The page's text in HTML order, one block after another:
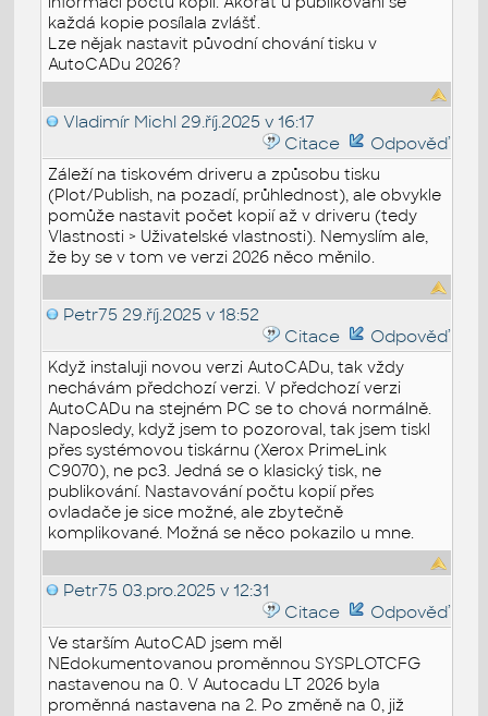
každá kopie posílala zvlášť.
Lze nějak nastavit původní chování tisku v
AutoCADu 2026?
Vladimír Michl 29.říj.2025 v 16:17
Citace
Odpověď
Záleží na tiskovém driveru a způsobu tisku
(Plot/Publish, na pozadí, průhlednost), ale obvykle
pomůže nastavit počet kopií až v driveru (tedy
Vlastnosti > Uživatelské vlastnosti). Nemyslím ale,
že by se v tom ve verzi 2026 něco měnilo.
Petr75 29.říj.2025 v 18:52
Citace
Odpověď
Když instaluji novou verzi AutoCADu, tak vždy
nechávám předchozí verzi. V předchozí verzi
AutoCADu na stejném PC se to chová normálně.
Naposledy, když jsem to pozoroval, tak jsem tiskl
přes systémovou tiskárnu (Xerox PrimeLink
C9070), ne pc3. Jedná se o klasický tisk, ne
publikování. Nastavování počtu kopií přes
ovladače je sice možné, ale zbytečně
komplikované. Možná se něco pokazilo u mne.
Petr75 03.pro.2025 v 12:31
Citace
Odpověď
Ve starším AutoCAD jsem měl
NEdokumentovanou proměnnou SYSPLOTCFG
nastavenou na 0. V Autocadu LT 2026 byla
proměnná nastavena na 2. Po změně na 0, již